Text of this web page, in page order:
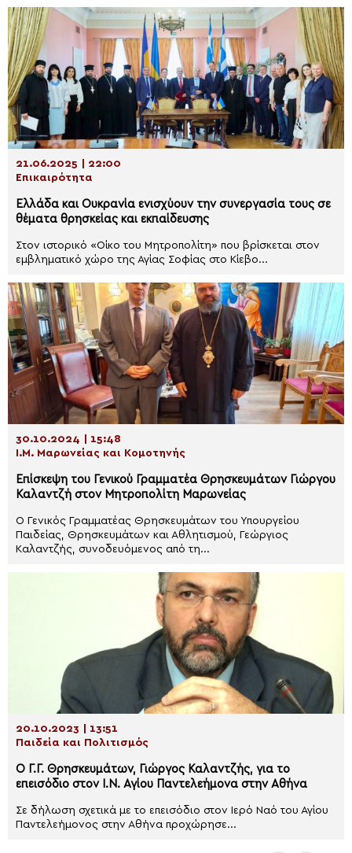
21.06.2025 | 22:00
Επικαιρότητα
Ελλάδα και Ουκρανία ενισχύουν την συνεργασία τους σε
θέματα θρησκείας και εκπαίδευσης
Στον ιστορικό «Οίκο του Μητροπολίτη» που βρίσκεται στον
εμβληματικό χώρο της Αγίας Σοφίας στο Κίεβο...
30.10.2024 | 15:48
Ι.Μ. Μαρωνείας και Κομοτηνής
Επίσκεψη του Γενικού Γραμματέα Θρησκευμάτων Γιώργου
Καλαντζή στον Μητροπολίτη Μαρωνείας
O Γενικός Γραμματέας Θρησκευμάτων του Υπουργείου
Παιδείας, Θρησκευμάτων και Αθλητισμού, Γεώργιος
Καλαντζής, συνοδευόμενος από τη...
20.10.2023 | 13:51
Παιδεία και Πολιτισμός
Ο Γ.Γ. Θρησκευμάτων, Γιώργος Καλαντζής, για το
επεισόδιο στον Ι.Ν. Αγίου Παντελεήμονα στην Αθήνα
Σε δήλωση σχετικά με το επεισόδιο στον Ιερό Ναό του Αγίου
Παντελεήμονος στην Αθήνα προχώρησε...